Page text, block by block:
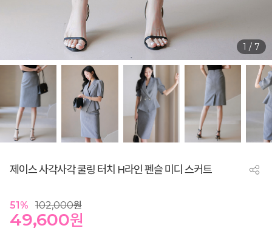
1 / 7
제이스 사각사각 쿨링 터치 H라인 펜슬 미디 스커트
51 % 102,000원
49,600원